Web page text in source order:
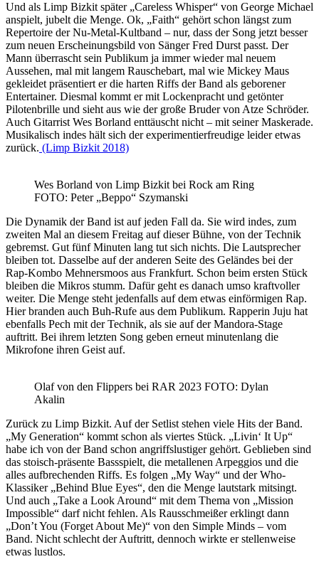
Und als Limp Bizkit später „Careless Whisper“ von George Michael
anspielt, jubelt die Menge. Ok, „Faith“ gehört schon längst zum
Repertoire der Nu-Metal-Kultband – nur, dass der Song jetzt besser
zum neuen Erscheinungsbild von Sänger Fred Durst passt. Der
Mann überrascht sein Publikum ja immer wieder mal neuem
Aussehen, mal mit langem Rauschebart, mal wie Mickey Maus
gekleidet präsentiert er die harten Riffs der Band als geborener
Entertainer. Diesmal kommt er mit Lockenpracht und getönter
Pilotenbrille und sieht aus wie der große Bruder von Atze Schröder.
Auch Gitarrist Wes Borland enttäuscht nicht – mit seiner Maskerade.
Musikalisch indes hält sich der experimentierfreudige leider etwas
zurück. (Limp Bizkit 2018)
Wes Borland von Limp Bizkit bei Rock am Ring
FOTO: Peter „Beppo“ Szymanski
Die Dynamik der Band ist auf jeden Fall da. Sie wird indes, zum
zweiten Mal an diesem Freitag auf dieser Bühne, von der Technik
gebremst. Gut fünf Minuten lang tut sich nichts. Die Lautsprecher
bleiben tot. Dasselbe auf der anderen Seite des Geländes bei der
Rap-Kombo Mehnersmoos aus Frankfurt. Schon beim ersten Stück
bleiben die Mikros stumm. Dafür geht es danach umso kraftvoller
weiter. Die Menge steht jedenfalls auf dem etwas einförmigen Rap.
Hier branden auch Buh-Rufe aus dem Publikum. Rapperin Juju hat
ebenfalls Pech mit der Technik, als sie auf der Mandora-Stage
auftritt. Bei ihrem letzten Song geben erneut minutenlang die
Mikrofone ihren Geist auf.
Olaf von den Flippers bei RAR 2023 FOTO: Dylan
Akalin
Zurück zu Limp Bizkit. Auf der Setlist stehen viele Hits der Band.
„My Generation“ kommt schon als viertes Stück. „Livin‘ It Up“
habe ich von der Band schon angriffslustiger gehört. Geblieben sind
das stoisch-präsente Bassspielt, die metallenen Arpeggios und die
alles aufbrechenden Riffs. Es folgen „My Way“ und der Who-
Klassiker „Behind Blue Eyes“, den die Menge lautstark mitsingt.
Und auch „Take a Look Around“ mit dem Thema von „Mission
Impossible“ darf nicht fehlen. Als Rausschmeißer erklingt dann
„Don’t You (Forget About Me)“ von den Simple Minds – vom
Band. Nicht schlecht der Auftritt, dennoch wirkte er stellenweise
etwas lustlos.